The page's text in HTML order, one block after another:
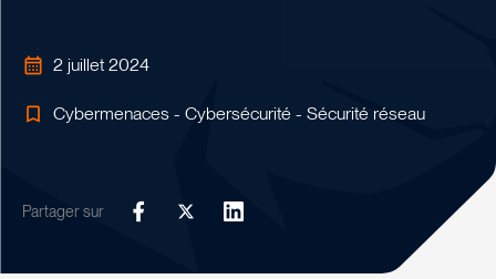
2 juillet 2024
Cybermenaces - Cybersécurité - Sécurité réseau
Partager sur
FacebookTwitterLinkedIn